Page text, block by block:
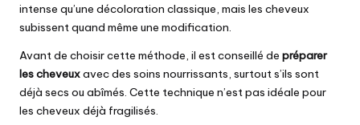
intense qu’une décoloration classique, mais les cheveux
subissent quand même une modification.
Avant de choisir cette méthode, il est conseillé de préparer
les cheveuxavec des soins nourrissants, surtout s’ils sont
déjà secs ou abîmés. Cette technique n’est pas idéale pour
les cheveux déjà fragilisés.